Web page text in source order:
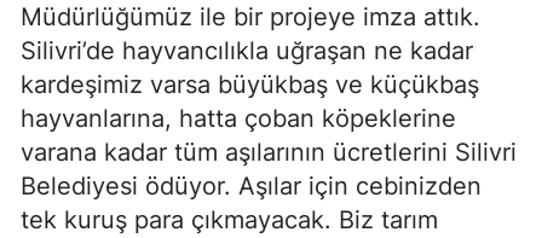
Müdürlüğümüz ile bir projeye imza attık.
Silivri’de hayvancılıkla uğraşan ne kadar
kardeşimiz varsa büyükbaş ve küçükbaş
hayvanlarına, hatta çoban köpeklerine
varana kadar tüm aşılarının ücretlerini Silivri
Belediyesi ödüyor. Aşılar için cebinizden
tek kuruş para çıkmayacak. Biz tarım